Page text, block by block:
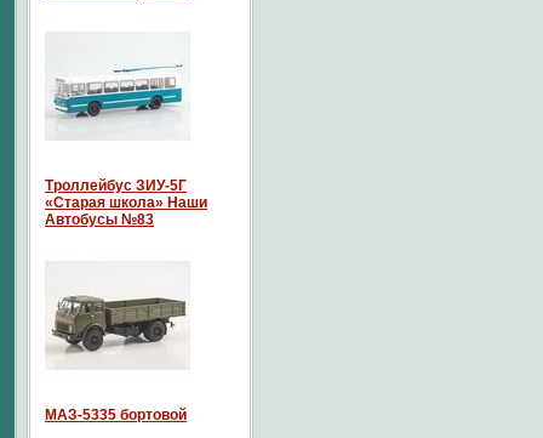
Троллейбус ЗИУ-5Г
«Старая школа» Наши
Автобусы №83
МАЗ-5335 бортовой